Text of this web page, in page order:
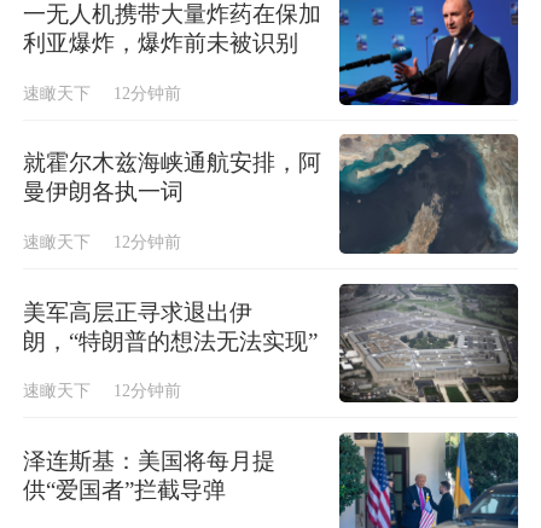
一无人机携带大量炸药在保加
利亚爆炸，爆炸前未被识别
速瞰天下 12分钟前
就霍尔木兹海峡通航安排，阿
曼伊朗各执一词
速瞰天下 12分钟前
美军高层正寻求退出伊
朗，“特朗普的想法无法实现”
速瞰天下 12分钟前
泽连斯基：美国将每月提
供“爱国者”拦截导弹